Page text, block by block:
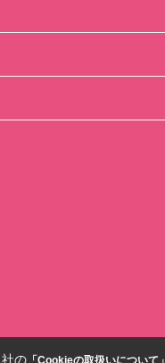
の「Cookieの取扱いについて」